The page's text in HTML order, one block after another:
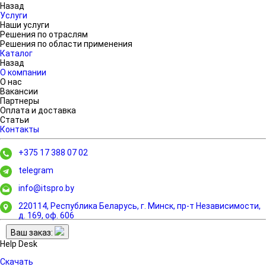
Назад
Услуги
Наши услуги
Решения по отраслям
Решения по области применения
Каталог
Назад
О компании
О нас
Вакансии
Партнеры
Оплата и доставка
Статьи
Контакты
+375 17 388 07 02
telegram
info@itspro.by
220114, Республика Беларусь, г. Минск, пр-т Независимости,
д. 169, оф. 606
Ваш заказ:
Help Desk
Скачать